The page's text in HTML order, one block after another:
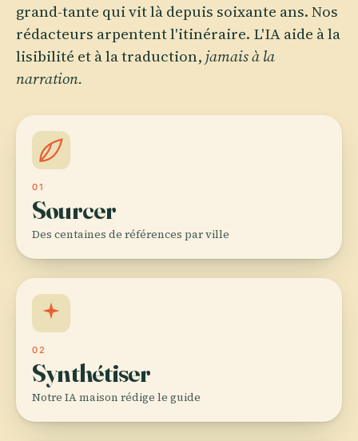
grand-tante qui vit là depuis soixante ans. Nos
rédacteurs arpentent l'itinéraire. L'IA aide à la
lisibilité et à la traduction, jamais à la
narration.
01
Sourcer
Des centaines de références par ville
02
Synthétiser
Notre IA maison rédige le guide